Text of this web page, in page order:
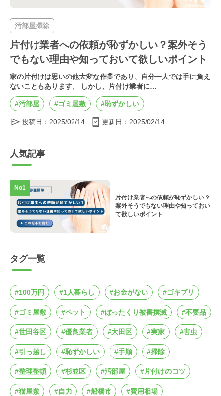
汚部屋掃除
片付け業者への依頼が恥ずかしい？案外そう
でもない理由や知っておいて欲しいポイント
家の片付けは思いの他大変な作業であり、自分一人では手に負え
ないこともあります。 しかし、片付け業者に…
#汚部屋 #ゴミ屋敷 #恥ずかしい
投稿日：2025/02/14 更新日：2025/02/14
人気記事
No1
片付け業者への依頼が恥ずかしい？
案外そうでもない理由や知っておい
て欲しいポイント
タグ一覧
#100万円 #1人暮らし #お金がない #ゴキブリ
#ゴミ屋敷 #ペット #ぼったくり被害撲滅 #不要品
#世田谷区 #優良業者 #大田区 #実家 #害虫
#引っ越し #恥ずかしい #手順 #掃除
#整理整頓 #杉並区 #汚部屋 #片付けのコツ
#猫屋敷 #自力 #船橋市 #費用相場